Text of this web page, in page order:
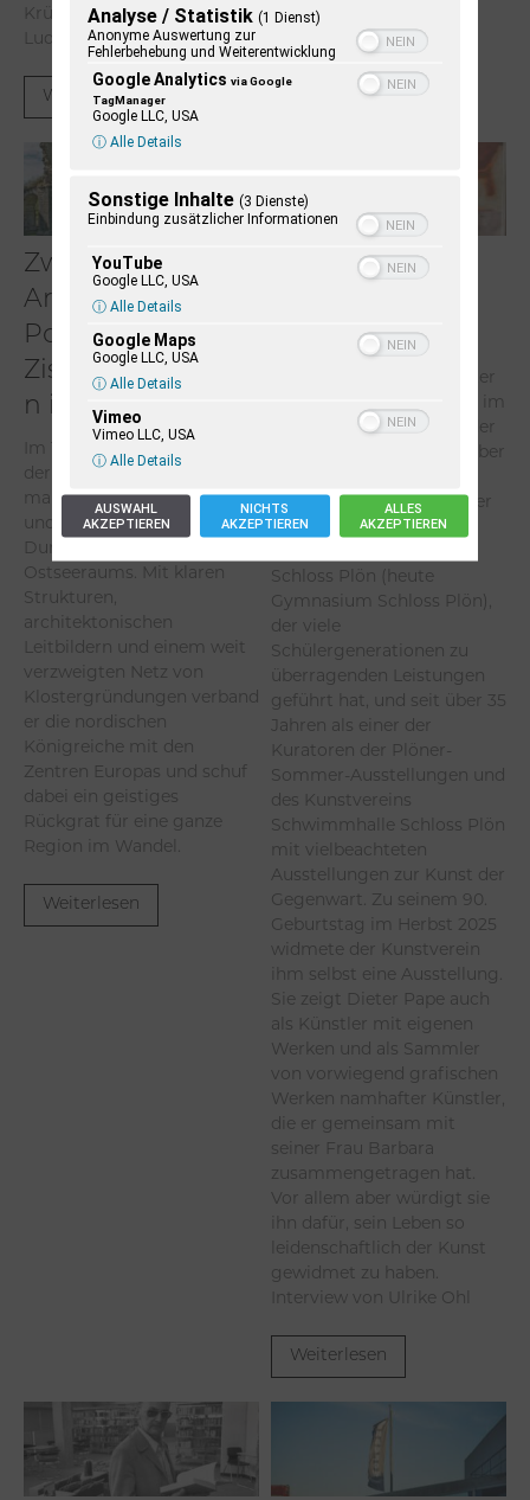
Krüss. Sohn des Elektrikers
Ludwig Krüss und der...
Weiterlesen
Zwischen
Armutsideal und
Politik. Der
Zisterzienserorde
n im Ostseeraum
Im 12. Jahrhundert prägte
der Zisterzienserorden
maßgeblich die kulturelle
und kirchliche
Durchdringung des
Ostseeraums. Mit klaren
Strukturen,
architektonischen
Leitbildern und einem weit
verzweigten Netz von
Klostergründungen verband
er die nordischen
Königreiche mit den
Zentren Europas und schuf
dabei ein geistiges
Rückgrat für eine ganze
Region im Wandel.
Weiterlesen
Dieter Pape. Ein
Der Kunstpädagoge Dieter
Pape ist seit Jahrzehnten im
Kunst- und Kulturleben der
Stadt Plön und weit darüber
langjähriger Kunsterzieher
am Staatlichen
Schloss Plön (heute
Gymnasium Schloss Plön),
der viele
Schülergenerationen zu
überragenden Leistungen
geführt hat, und seit über 35
Jahren als einer der
Kuratoren der Plöner-
Sommer-Ausstellungen und
des Kunstvereins
Schwimmhalle Schloss Plön
mit vielbeachteten
Ausstellungen zur Kunst der
Gegenwart. Zu seinem 90.
Geburtstag im Herbst 2025
widmete der Kunstverein
ihm selbst eine Ausstellung.
Sie zeigt Dieter Pape auch
als Künstler mit eigenen
Werken und als Sammler
von vorwiegend grafischen
Werken namhafter Künstler,
die er gemeinsam mit
seiner Frau Barbara
zusammengetragen hat.
Vor allem aber würdigt sie
ihn dafür, sein Leben so
leidenschaftlich der Kunst
gewidmet zu haben.
Interview von Ulrike Ohl
Weiterlesen
Analyse / Statistik (1 Dienst)
Anonyme Auswertung zur
Fehlerbehebung und Weiterentwicklung
Google Analytics via Google
TagManager
Google LLC, USA
ⓘ Alle Details
Sonstige Inhalte (3 Dienste)
Einbindung zusätzlicher Informationen
YouTube
Google LLC, USA
ⓘ Alle Details
Google Maps
Google LLC, USA
ⓘ Alle Details
Vimeo
Vimeo LLC, USA
ⓘ Alle Details
AUSWAHL
AKZEPTIEREN
NICHTS
AKZEPTIEREN
ALLES
AKZEPTIEREN